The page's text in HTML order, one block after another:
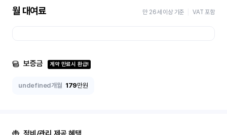
월 대여료 만 26세 이상 기준 VAT 포함
보증금 계약 만료시 환급!
undefined개월 179만원